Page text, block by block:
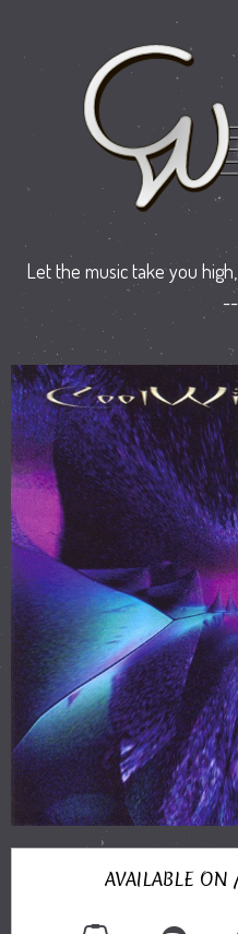
Let the music take you
AVAILABLE